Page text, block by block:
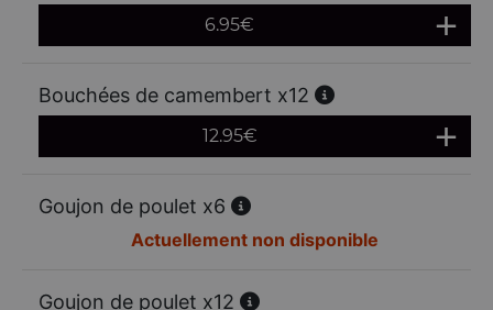
6.95€
Bouchées de camembert x12
12.95€
Goujon de poulet x6
Actuellement non disponible
Goujon de poulet x12